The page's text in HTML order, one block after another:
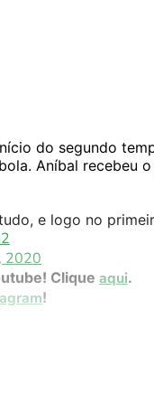
do segundo
Aníbal recebeu
e logo no
2020
Clique aqui.
!